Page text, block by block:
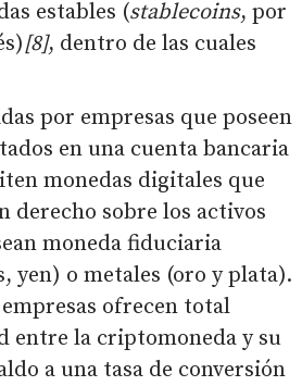
estables (stablecoins, por
[8], dentro de las cuales
por empresas que poseen
en una cuenta bancaria
monedas digitales que
derecho sobre los activos
moneda fiduciaria
yen) o metales (oro y plata).
ofrecen total
entre la criptomoneda y su
a una tasa de conversión